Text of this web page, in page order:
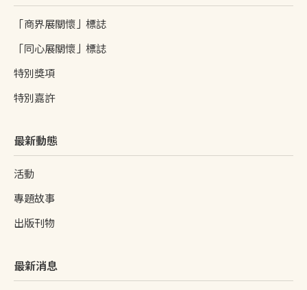
「商界展關懷」標誌
「同心展關懷」標誌
特別獎項
特別嘉許
最新動態
活動
專題故事
出版刊物
最新消息